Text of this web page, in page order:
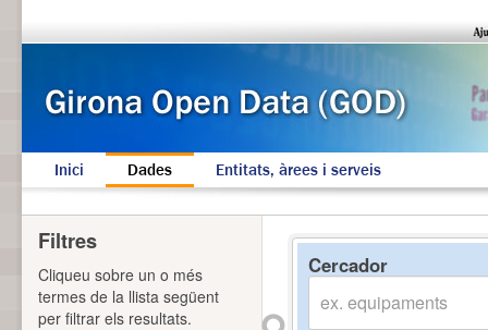
Inici Dades Entitats, àrees i serveis
Cercador
Filtres
Cliqueu sobre un o més
termes de la llista següent
per filtrar els resultats.